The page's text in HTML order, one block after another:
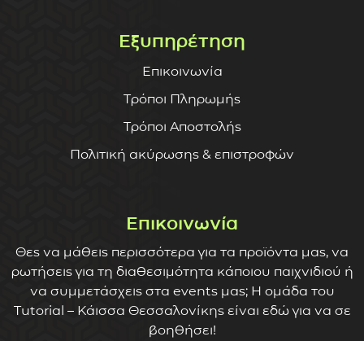
Εξυπηρέτηση
Επικοινωνία
Τρόποι Πληρωμής
Τρόποι Αποστολής
Πολιτική ακύρωσης & επιστροφών
Επικοινωνία
Θες να μάθεις περισσότερα για τα προϊόντα μας, να
ρωτήσεις για τη διαθεσιμότητα κάποιου παιχνιδιού ή
να συμμετάσχεις στα events μας; Η ομάδα του
Tutorial – Κάισσα Θεσσαλονίκης είναι εδώ για να σε
βοηθήσει!